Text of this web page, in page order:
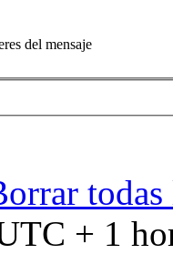
del mensaje
+ 1